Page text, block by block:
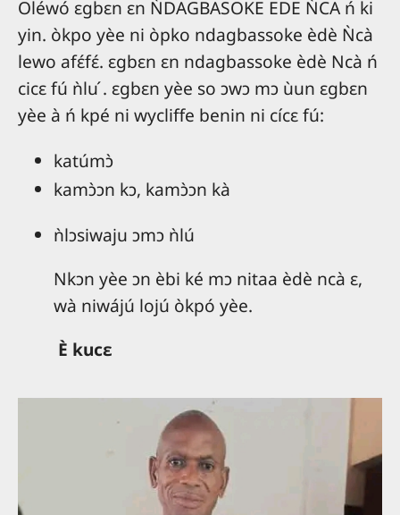
Oléwó ɛgbɛn ɛn ǸDAGBASOKE EDE ǸCA ń ki
yin. òkpo yèe ni òpko ndagbassoke èdè Ǹcà
lewo afɛ́fɛ́. ɛgbɛn ɛn ndagbassoke èdè Ncà ń
cicɛ fú ǹlu ́. ɛgbɛn yèe so ɔwɔ mɔ ùun ɛgbɛn
yèe à ń kpé ni wycliffe benin ni cícɛ fú:
katúmɔ̀
kamɔ̀ɔn kɔ, kamɔ̀ɔn kà
ǹlɔsiwaju ɔmɔ ǹlú
Nkɔn yèe ɔn èbi ké mɔ nitaa èdè ncà ɛ,
wà niwájú lojú òkpó yèe.
È kucɛ